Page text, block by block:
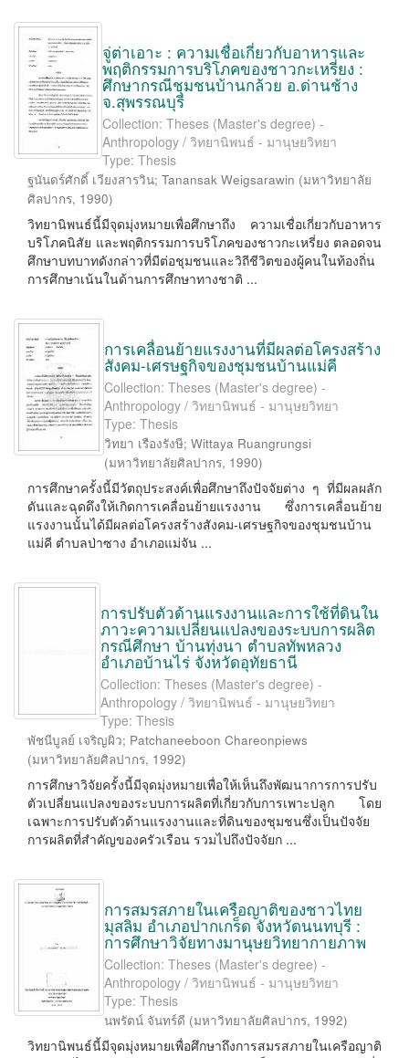
จู่ต่าเอาะ : ความเชื่อเกี่ยวกับอาหารและ
พฤติกรรมการบริโภคของชาวกะเหรี่ยง :
ศึกษากรณีชุมชนบ้านกล้วย อ.ด่านช้าง
จ.สุพรรณบุรี
Collection: Theses (Master's degree) -
Anthropology / วิทยานิพนธ์ - มานุษยวิทยา
Type: Thesis
ฐนันดร์ศักดิ์ เวียงสารวิน; Tanansak Weigsarawin (มหาวิทยาลัย
ศิลปากร, 1990)
วิทยานิพนธ์นี้มีจุดมุ่งหมายเพื่อศึกษาถึง ความเชื่อเกี่ยวกับอาหาร
บริโภคนิสัย และพฤติกรรมการบริโภคของชาวกะเหรี่ยง ตลอดจน
ศึกษาบทบาทดังกล่าวที่มีต่อชุมชนและวิถีชีวิตของผู้คนในท้องถิ่น
การศึกษาเน้นในด้านการศึกษาทางชาติ ...
การเคลื่อนย้ายแรงงานที่มีผลต่อโครงสร้าง
สังคม-เศรษฐกิจของชุมชนบ้านแม่คี
Collection: Theses (Master's degree) -
Anthropology / วิทยานิพนธ์ - มานุษยวิทยา
Type: Thesis
วิทยา เรืองรังษี; Wittaya Ruangrungsi
(มหาวิทยาลัยศิลปากร, 1990)
การศึกษาครั้งนี้มีวัตถุประสงค์เพื่อศึกษาถึงปัจจัยต่าง ๆ ที่มีผลผลัก
ดันและฉุดดึงให้เกิดการเคลื่อนย้ายแรงงาน ซึ่งการเคลื่อนย้าย
แรงงานนั้นได้มีผลต่อโครงสร้างสังคม-เศรษฐกิจของชุมชนบ้าน
แม่คี ตำบลป่าซาง อำเภอแม่จัน ...
การปรับตัวด้านแรงงานและการใช้ที่ดินใน
ภาวะความเปลี่ยนแปลงของระบบการผลิต
กรณีศึกษา บ้านทุ่งนา ตำบลทัพหลวง
อำเภอบ้านไร่ จังหวัดอุทัยธานี
Collection: Theses (Master's degree) -
Anthropology / วิทยานิพนธ์ - มานุษยวิทยา
Type: Thesis
พัชนีบูลย์ เจริญผิว; Patchaneeboon Chareonpiews
(มหาวิทยาลัยศิลปากร, 1992)
การศึกษาวิจัยครั้งนี้มีจุดมุ่งหมายเพื่อให้เห็นถึงพัฒนาการการปรับ
ตัวเปลี่ยนแปลงของระบบการผลิตที่เกี่ยวกับการเพาะปลูก โดย
เฉพาะการปรับตัวด้านแรงงานและที่ดินของชุมชนซึ่งเป็นปัจจัย
การผลิตที่สำคัญของครัวเรือน รวมไปถึงปัจจัยก ...
การสมรสภายในเครือญาติของชาวไทย
มุสลิม อำเภอปากเกร็ด จังหวัดนนทบุรี :
การศึกษาวิจัยทางมานุษยวิทยากายภาพ
Collection: Theses (Master's degree) -
Anthropology / วิทยานิพนธ์ - มานุษยวิทยา
Type: Thesis
นพรัตน์ จันทร์ดี (มหาวิทยาลัยศิลปากร, 1992)
วิทยานิพนธ์นี้มีจุดมุ่งหมายเพื่อศึกษาถึงการสมรสภายในเครือญาติ